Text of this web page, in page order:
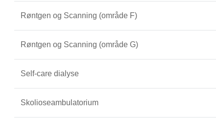
Røntgen og Scanning (område F)
Røntgen og Scanning (område G)
Self-care dialyse
Skolioseambulatorium